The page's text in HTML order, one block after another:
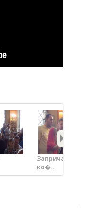
Запричастный
ко�..